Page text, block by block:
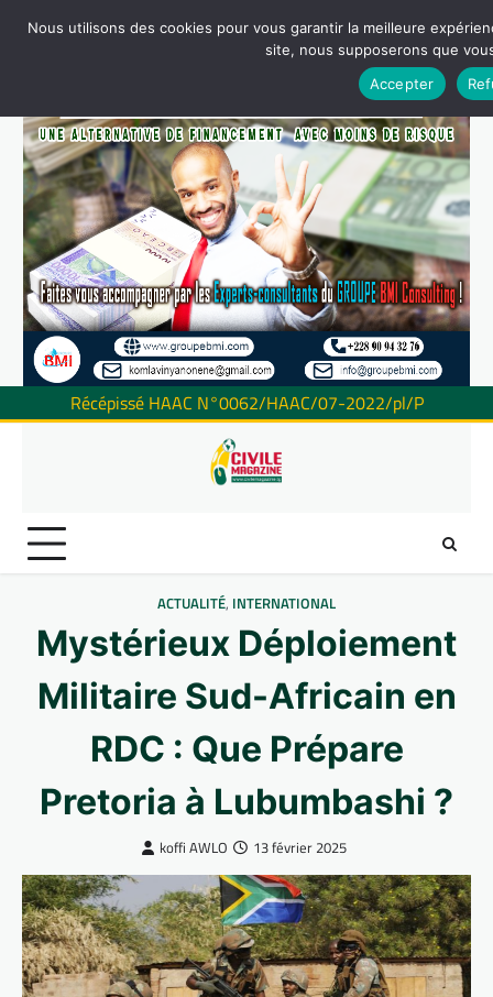
Récépissé HAAC N°0062/HAAC/07-2022/pl/P
ACTUALITÉ, INTERNATIONAL
Mystérieux Déploiement
Militaire Sud-Africain en
RDC : Que Prépare
Pretoria à Lubumbashi ?
koffi AWLO 13 février 2025
Nous utilisons des cookies pour vous garantir la meilleure
site, nous supposerons que
Accepter